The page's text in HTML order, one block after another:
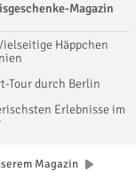
Magazin
Häppchen
Tour durch Berlin
Erlebnisse im
Magazin